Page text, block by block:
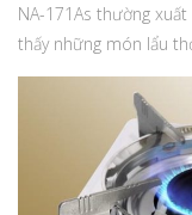
NA-171As thường
thấy những món lẩu